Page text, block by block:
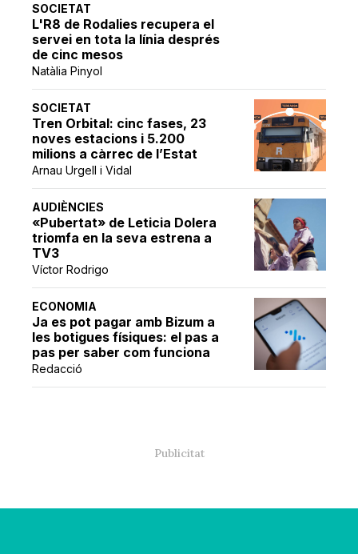
SOCIETAT
L'R8 de Rodalies recupera el
servei en tota la línia després
de cinc mesos
Natàlia Pinyol
SOCIETAT
Tren Orbital: cinc fases, 23
noves estacions i 5.200
milions a càrrec de l’Estat
Arnau Urgell i Vidal
AUDIÈNCIES
«Pubertat» de Leticia Dolera
triomfa en la seva estrena a
TV3
Víctor Rodrigo
ECONOMIA
Ja es pot pagar amb Bizum a
les botigues físiques: el pas a
pas per saber com funciona
Redacció